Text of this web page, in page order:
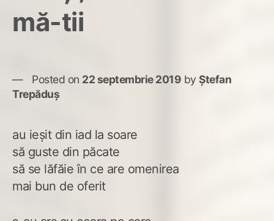
mă-tii
Posted on 22 septembrie 2019 by Ștefan
Trepăduș
au ieșit din iad la soare
să guste din păcate
să se lăfăie în ce are omenirea
mai bun de oferit